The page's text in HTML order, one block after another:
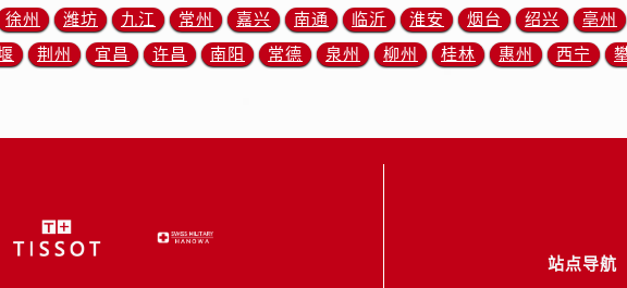
解放路售后服务中心（需提前预约）
永宁中路与建设街交叉口售后服务中心（需提前预约）
阳东街与新城大道交叉口售后服务中心（需提前预约）
迎泽街道解放路15号亨得利名表维修授权店3楼售后服务中心（需提前预约）
徐州 潍坊 九江 常州 嘉兴 南通 临沂 淮安 烟台 绍兴
亳州
荆州 宜昌 许昌 南阳 常德 泉州 柳州 桂林 惠州 西宁
站点导航